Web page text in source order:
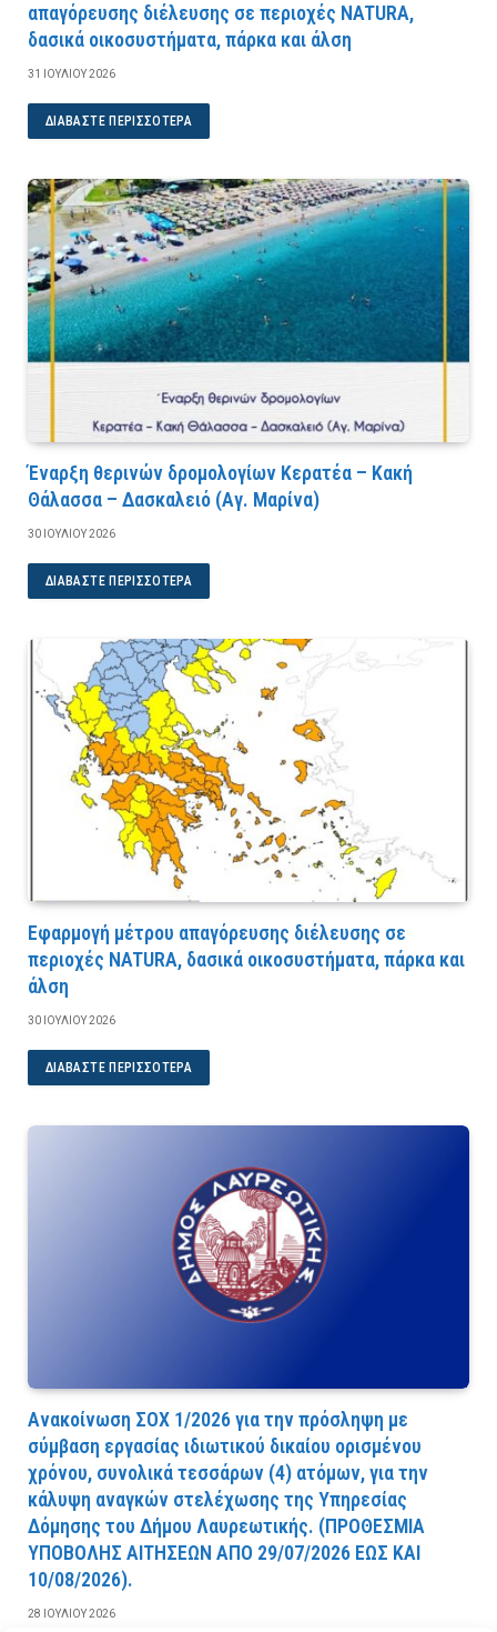
απαγόρευσης διέλευσης σε περιοχές NATURA,
δασικά οικοσυστήματα, πάρκα και άλση
31 ΙΟΥΛΊΟΥ 2026
ΔΙΑΒΆΣΤΕ ΠΕΡΙΣΣΌΤΕΡΑ
Έναρξη θερινών δρομολογίων Κερατέα – Κακή
Θάλασσα – Δασκαλειό (Αγ. Μαρίνα)
30 ΙΟΥΛΊΟΥ 2026
ΔΙΑΒΆΣΤΕ ΠΕΡΙΣΣΌΤΕΡΑ
Εφαρμογή μέτρου απαγόρευσης διέλευσης σε
περιοχές NATURA, δασικά οικοσυστήματα, πάρκα και
άλση
30 ΙΟΥΛΊΟΥ 2026
ΔΙΑΒΆΣΤΕ ΠΕΡΙΣΣΌΤΕΡΑ
Ανακοίνωση ΣΟΧ 1/2026 για την πρόσληψη με
σύμβαση εργασίας ιδιωτικού δικαίου ορισμένου
χρόνου, συνολικά τεσσάρων (4) ατόμων, για την
κάλυψη αναγκών στελέχωσης της Υπηρεσίας
Δόμησης του Δήμου Λαυρεωτικής. (ΠPOΘEΣMIA
YΠOBOΛHΣ AITHΣEΩN AΠO 29/07/2026 EΩΣ KAI
10/08/2026).
28 ΙΟΥΛΊΟΥ 2026